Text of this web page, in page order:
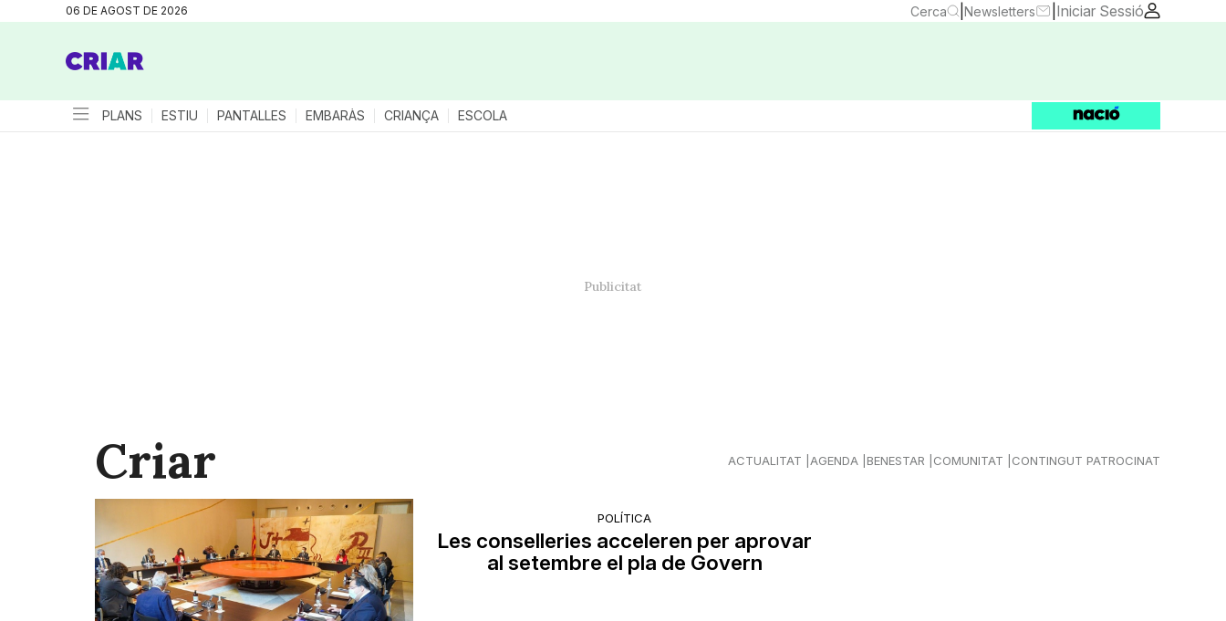
06 DE AGOST DE 2026 Cerca Newsletters Iniciar Sessió
PLANS ESTIU PANTALLES EMBARÀS CRIANÇA ESCOLA
Criar ACTUALITAT AGENDA BENESTAR COMUNITAT CONTINGUT PATROCINAT
POLÍTICA
Les conselleries acceleren per aprovar
al setembre el pla de Govern